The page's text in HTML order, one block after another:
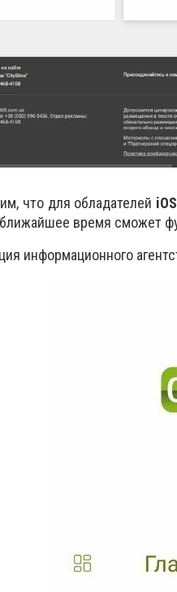
что для обладателей iOS
время сможет
информационного